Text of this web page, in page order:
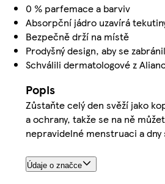
0 % parfemace a barviv
Absorpční jádro uzavírá
Bezpečně drží na místě
Prodyšný design, aby se
Schválili dermatologové z
Popis
Zůstaňte celý den svěží jako
a ochrany, takže se na ně
nepravidelné menstruaci a
Údaje o značce